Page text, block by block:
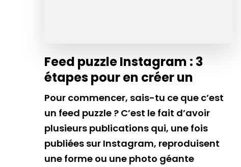
Feed puzzle Instagram : 3
étapes pour en créer un
Pour commencer, sais-tu ce que c’est
un feed puzzle ? C’est le fait d’avoir
plusieurs publications qui, une fois
publiées sur Instagram, reproduisent
une forme ou une photo géante